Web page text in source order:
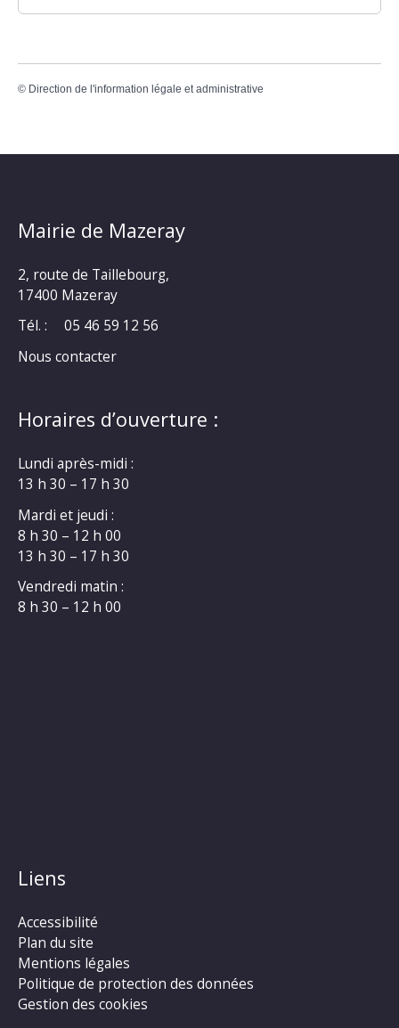
© Direction de l'information légale et administrative
Mairie de Mazeray
2, route de Taillebourg,
17400 Mazeray
Tél. :
05 46 59 12 56
Nous contacter
Horaires d’ouverture :
Lundi après-midi :
13 h 30 – 17 h 30
Mardi et jeudi :
8 h 30 – 12 h 00
13 h 30 – 17 h 30
Vendredi matin :
8 h 30 – 12 h 00
Liens
Accessibilité
Plan du site
Mentions légales
Politique de protection des données
Gestion des cookies